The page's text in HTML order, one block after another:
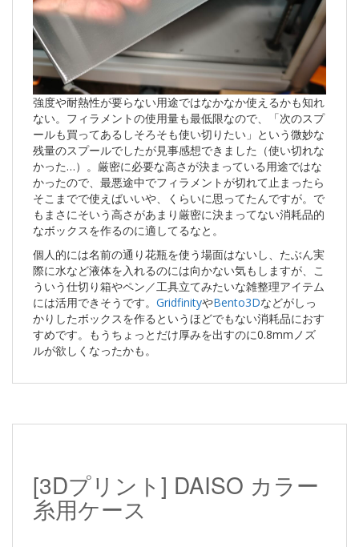
強度や耐熱性が要らない用途ではなかなか使えるかも知れ
ない。フィラメントの使用量も最低限なので、「次のスプ
ールも買ってあるしそろそも使い切りたい」という微妙な
残量のスプールでしたが見事感想できました（使い切れな
かった…）。厳密に必要な高さが決まっている用途ではな
かったので、最悪途中でフィラメントが切れて止まったら
そこまでで使えばいいや、くらいに思ってたんですが。で
もまさにそいう高さがあまり厳密に決まってない消耗品的
なボックスを作るのに適してるなと。
個人的には名前の通り花瓶を使う場面はないし、たぶん実
際に水など液体を入れるのには向かない気もしますが、こ
ういう仕切り箱やペン／工具立てみたいな雑整理アイテム
には活用できそうです。 GridfinityやBento3Dなどがしっ
かりしたボックスを作るというほどでもない消耗品におす
すめです。もうちょっとだけ厚みを出すのに0.8mmノズ
ルが欲しくなったかも。
[3Dプリント] DAISO カラー
糸用ケース